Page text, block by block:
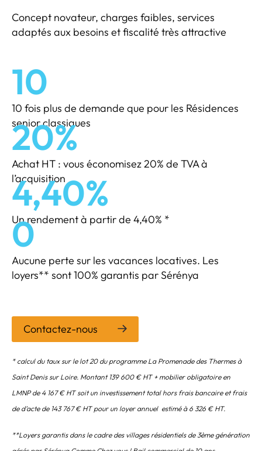
Concept novateur, charges faibles, services
adaptés aux besoins et fiscalité très attractive
10
10 fois plus de demande que pour les Résidences
senior classiques
20%
Achat HT : vous économisez 20% de TVA à
l’acquisition
4,40%
Un rendement à partir de 4,40% *
0
Aucune perte sur les vacances locatives. Les
loyers** sont 100% garantis par Sérénya
Contactez-nous
* calcul du taux sur le lot 20 du programme La Promenade des Thermes à
Saint Denis sur Loire. Montant 139 600 € HT + mobilier obligatoire en
LMNP de 4 167 € HT soit un investissement total hors frais bancaire et frais
de d’acte de 143 767 € HT pour un loyer annuel estimé à 6 326 € HT.
**Loyers garantis dans le cadre des villages résidentiels de 3ème génération